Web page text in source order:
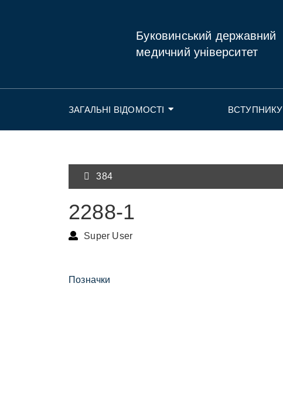
Буковинський державний
медичний університет
ЗАГАЛЬНІ ВІДОМОСТІ ВСТУПНИКУ
384
2288-1
Super User
Позначки